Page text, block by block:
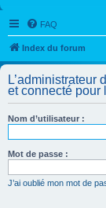
FAQ
Index du forum
L’administrateur
et connecté pour
Nom d’utilisateur :
Mot de passe :
J’ai oublié mon mot de